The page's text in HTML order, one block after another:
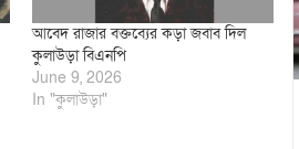
আবেদ রাজার বক্তব্যের কড়া জবাব দিল
কুলাউড়া বিএনপি
June 9, 2026
In "কুলাউড়া"